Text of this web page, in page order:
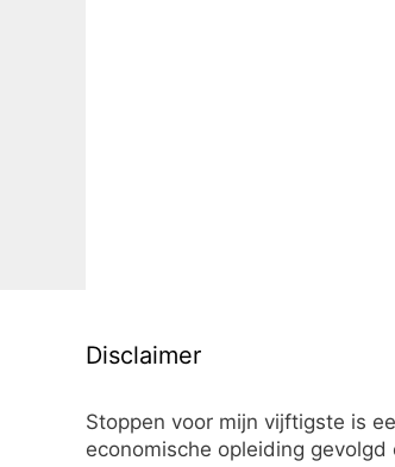
Disclaimer
Stoppen voor mijn vijftigste is
economische opleiding